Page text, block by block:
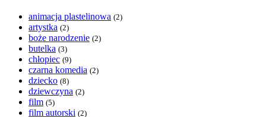
animacja plastelinowa (2)
artystka (2)
boże narodzenie (2)
butelka (3)
chłopiec (9)
czarna komedia (2)
dziecko (8)
dziewczyna (2)
film (5)
film autorski (2)